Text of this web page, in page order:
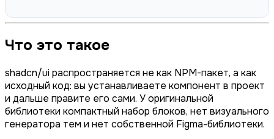
Что это такое
shadcn/ui распространяется не как NPM-пакет, а как
исходный код: вы устанавливаете компонент в проект
и дальше правите его сами. У оригинальной
библиотеки компактный набор блоков, нет визуального
генератора тем и нет собственной Figma-библиотеки.